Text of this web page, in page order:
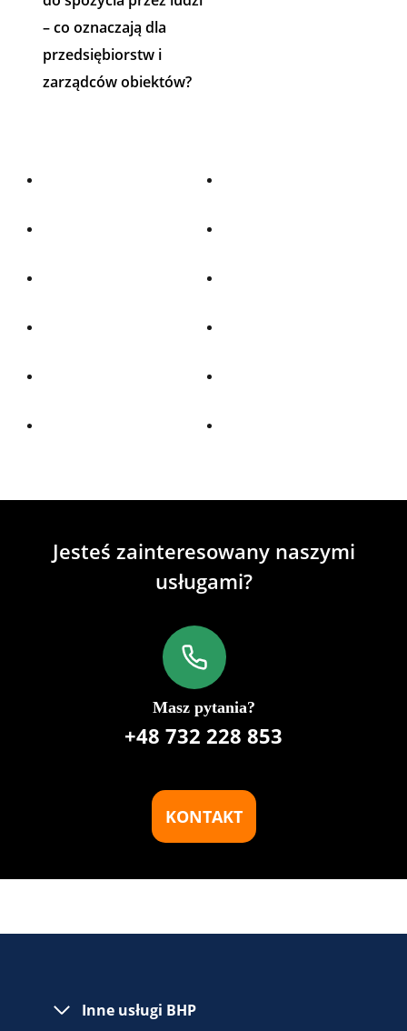
– co oznaczają dla
przedsiębiorstw i
zarządców obiektów?
Jesteś zainteresowany naszymi
usługami?
Masz pytania?
+48 732 228 853
KONTAKT
Inne usługi BHP